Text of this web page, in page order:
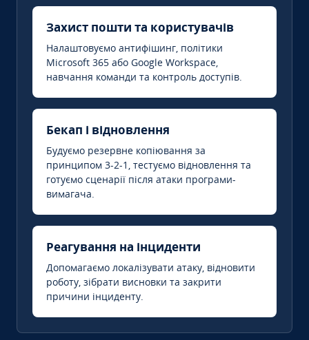
Захист пошти та користувачів
Налаштовуємо антифішинг, політики
Microsoft 365 або Google Workspace,
навчання команди та контроль доступів.
Бекап і відновлення
Будуємо резервне копіювання за
принципом 3-2-1, тестуємо відновлення та
готуємо сценарії після атаки програми-
вимагача.
Реагування на інциденти
Допомагаємо локалізувати атаку, відновити
роботу, зібрати висновки та закрити
причини інциденту.